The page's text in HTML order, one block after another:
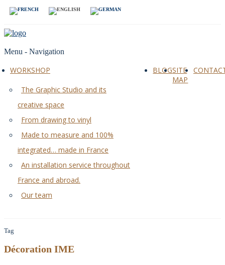
Menu - Navigation
WORKSHOP
The Graphic Studio and its
creative space
From drawing to vinyl
Made to measure and 100%
integrated… made in France
An installation service throughout
France and abroad.
Our team
BLOGSITE
MAP
Tag
Décoration IME